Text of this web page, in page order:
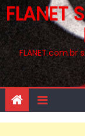
FLANET